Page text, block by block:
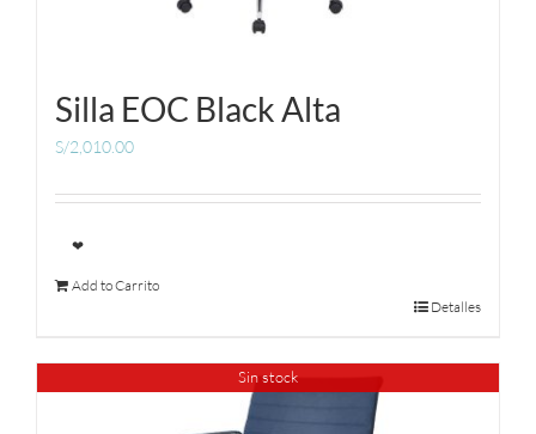
Silla EOC Black Alta
S/2,010.00
❤
Add to Carrito
Detalles
Sin stock